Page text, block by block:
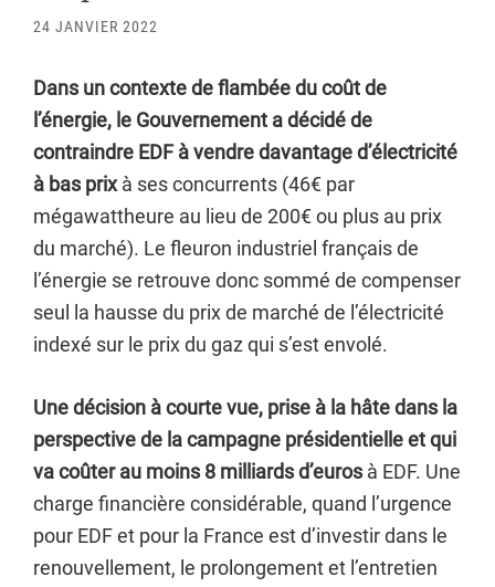
24 JANVIER 2022
Dans un contexte de flambée du coût de
l’énergie, le Gouvernement a décidé de
contraindre EDF à vendre davantage d’électricité
à bas prixà ses concurrents (46€ par
mégawattheure au lieu de 200€ ou plus au prix
du marché). Le fleuron industriel français de
l’énergie se retrouve donc sommé de compenser
seul la hausse du prix de marché de l’électricité
indexé sur le prix du gaz qui s’est envolé.
Une décision à courte vue, prise à la hâte dans la
perspective de la campagne présidentielle et qui
va coûter au moins 8 milliards d’euros à EDF. Une
charge financière considérable, quand l’urgence
pour EDF et pour la France est d’investir dans le
renouvellement, le prolongement et l’entretien